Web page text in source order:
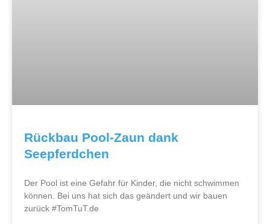
Rückbau Pool-Zaun dank
Seepferdchen
Der Pool ist eine Gefahr für Kinder, die nicht schwimmen
können. Bei uns hat sich das geändert und wir bauen
zurück #TomTuT.de